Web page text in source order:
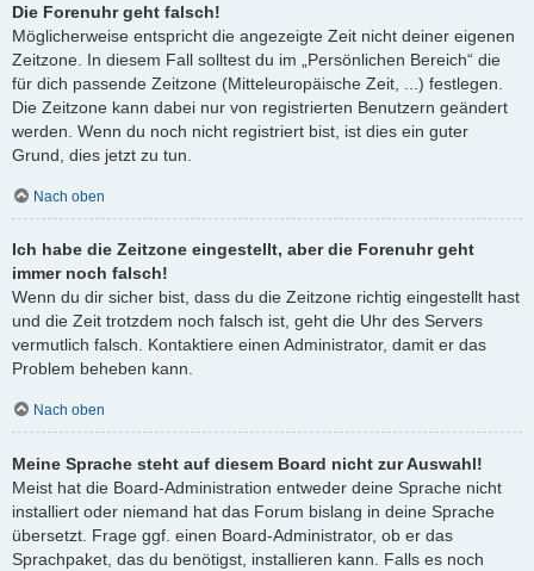
Die Forenuhr geht falsch!
Möglicherweise entspricht die angezeigte Zeit nicht deiner eigenen
Zeitzone. In diesem Fall solltest du im „Persönlichen Bereich“ die
für dich passende Zeitzone (Mitteleuropäische Zeit, ...) festlegen.
Die Zeitzone kann dabei nur von registrierten Benutzern geändert
werden. Wenn du noch nicht registriert bist, ist dies ein guter
Grund, dies jetzt zu tun.
Nach oben
Ich habe die Zeitzone eingestellt, aber die Forenuhr geht
immer noch falsch!
Wenn du dir sicher bist, dass du die Zeitzone richtig eingestellt hast
und die Zeit trotzdem noch falsch ist, geht die Uhr des Servers
vermutlich falsch. Kontaktiere einen Administrator, damit er das
Problem beheben kann.
Nach oben
Meine Sprache steht auf diesem Board nicht zur Auswahl!
Meist hat die Board-Administration entweder deine Sprache nicht
installiert oder niemand hat das Forum bislang in deine Sprache
übersetzt. Frage ggf. einen Board-Administrator, ob er das
Sprachpaket, das du benötigst, installieren kann. Falls es noch